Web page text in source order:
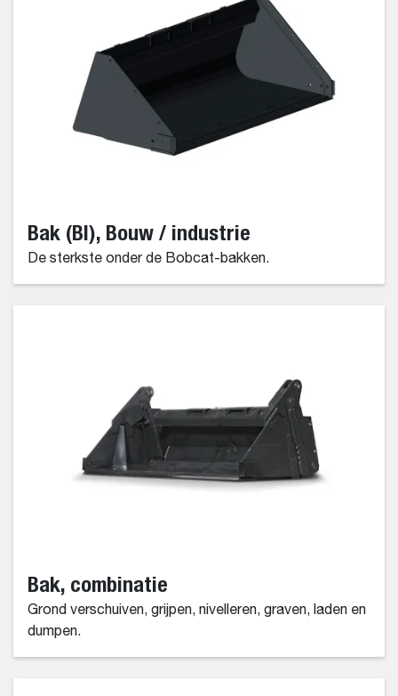
Bak (BI), Bouw / industrie
De sterkste onder de Bobcat-bakken.
Bak, combinatie
Grond verschuiven, grijpen, nivelleren, graven, laden en
dumpen.